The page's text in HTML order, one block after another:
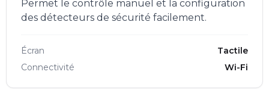
Permet le contrôle manuel et la configuration
des détecteurs de sécurité facilement.
Écran
Tactile
Connectivité
Wi-Fi